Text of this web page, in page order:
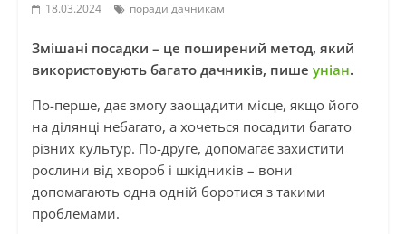
18.03.2024 поради дачникам
Змішані посадки – це поширений метод, який
використовують багато дачників, пише уніан.
По-перше, дає змогу заощадити місце, якщо його
на ділянці небагато, а хочеться посадити багато
різних культур. По-друге, допомагає захистити
рослини від хвороб і шкідників – вони
допомагають одна одній боротися з такими
проблемами.